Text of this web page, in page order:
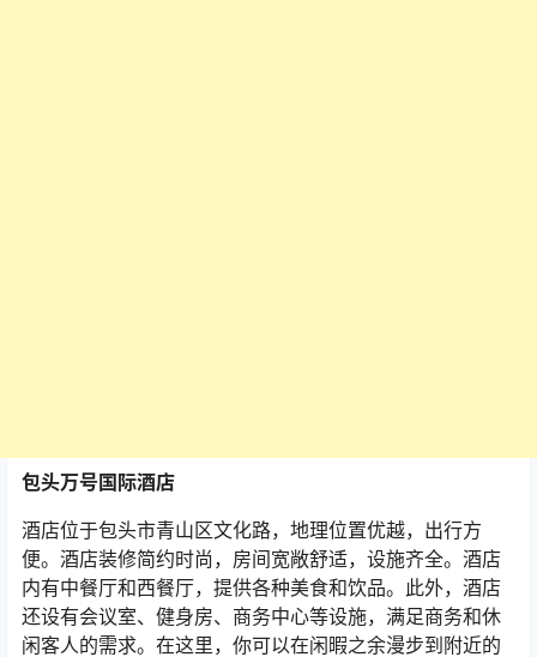
包头万号国际酒店
酒店位于包头市青山区文化路，地理位置优越，出行方
便。酒店装修简约时尚，房间宽敞舒适，设施齐全。酒店
内有中餐厅和西餐厅，提供各种美食和饮品。此外，酒店
还设有会议室、健身房、商务中心等设施，满足商务和休
闲客人的需求。在这里，你可以在闲暇之余漫步到附近的